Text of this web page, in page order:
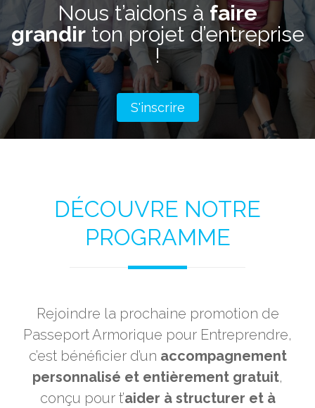
Nous t’aidons à faire
grandirton projet d’entreprise
!
S'inscrire
Nous t’aidons à faire
grandirton projet d’entreprise
!
S'inscrire
DÉCOUVRE NOTRE
PROGRAMME
Rejoindre la prochaine promotion de
Passeport Armorique pour Entreprendre,
c’est bénéficier d’un accompagnement
personnalisé et entièrement gratuit,
conçu pour t’aider à structurer et à